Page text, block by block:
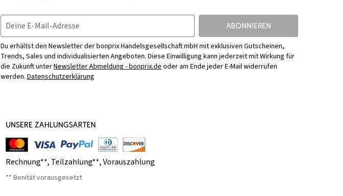
Deine E-Mail-Adresse ABONNIEREN
Du erhältst den Newsletter der bonprix Handelsgesellschaft mbH mit exklusiven Gutscheinen,
Trends, Sales und individualisierten Angeboten. Diese Einwilligung kann jederzeit mit Wirkung für
die Zukunft unterNewsletter Abmeldung - bonprix.deoder am Ende jeder E-Mail widerrufen
werden. Datenschutzerklärung
UNSERE ZAHLUNGSARTEN
Rechnung**, Teilzahlung**,Vorauszahlung
** Bonität vorausgesetzt